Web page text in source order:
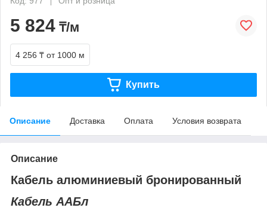
5 824 ₸/м
4 256 ₸ от 1000 м
Купить
Описание Доставка Оплата Условия возврата
Описание
Кабель алюминиевый бронированный
Кабель ААБл